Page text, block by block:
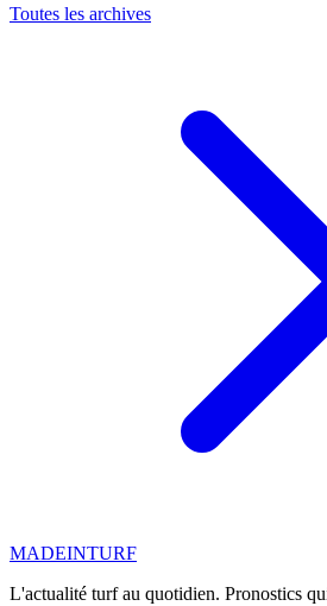
Toutes les archives
MADEINTURF
L'actualité turf au quotidien. Pronostics